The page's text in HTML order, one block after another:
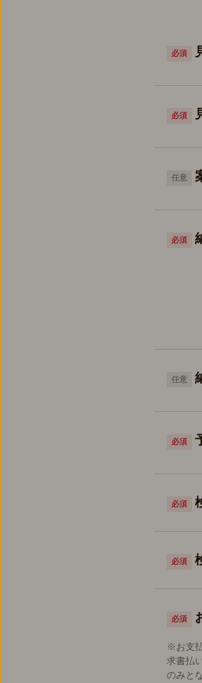
必須
必須
任意
必須
任意
必須
必須
必須
必須
※お支
求書払
のみと